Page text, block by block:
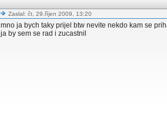
Zaslal: čt, 29.říjen 2009, 13:20
mno ja bych taky prijel btw nevite nekdo kam se
ja by sem se rad i zucastnil